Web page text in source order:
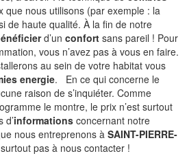
que nous utilisons (par exemple : la
de haute qualité. À la fin de notre
d’un confort sans pareil ! Pour
vous n’avez pas à vous en faire.
au sein de votre habitat vous
energie. En ce qui concerne le
raison de s’inquiéter. Comme
le montre, le prix n’est surtout
d’informations concernant notre
nous entreprenons à SAINT-PIERRE-
surtout pas à nous contacter !